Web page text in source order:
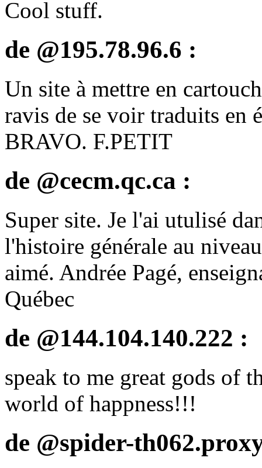
Cool stuff.
de @195.78.96.6 :
Un site à mettre en
ravis de se voir traduits en
BRAVO. F.PETIT
de @cecm.qc.ca :
Super site. Je l'ai utulisé
l'histoire générale au
aimé. Andrée Pagé,
Québec
de @144.104.140.222 :
speak to me great gods of
world of happness!!!
de @spider-